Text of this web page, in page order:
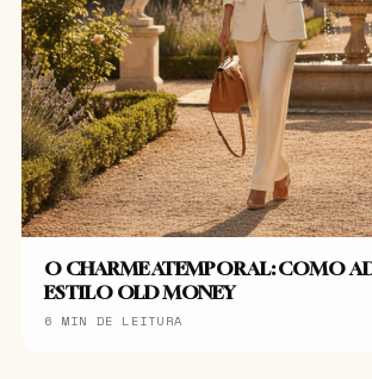
O CHARME ATEMPORAL: COMO
ESTILO OLD MONEY
6 MIN DE LEITURA